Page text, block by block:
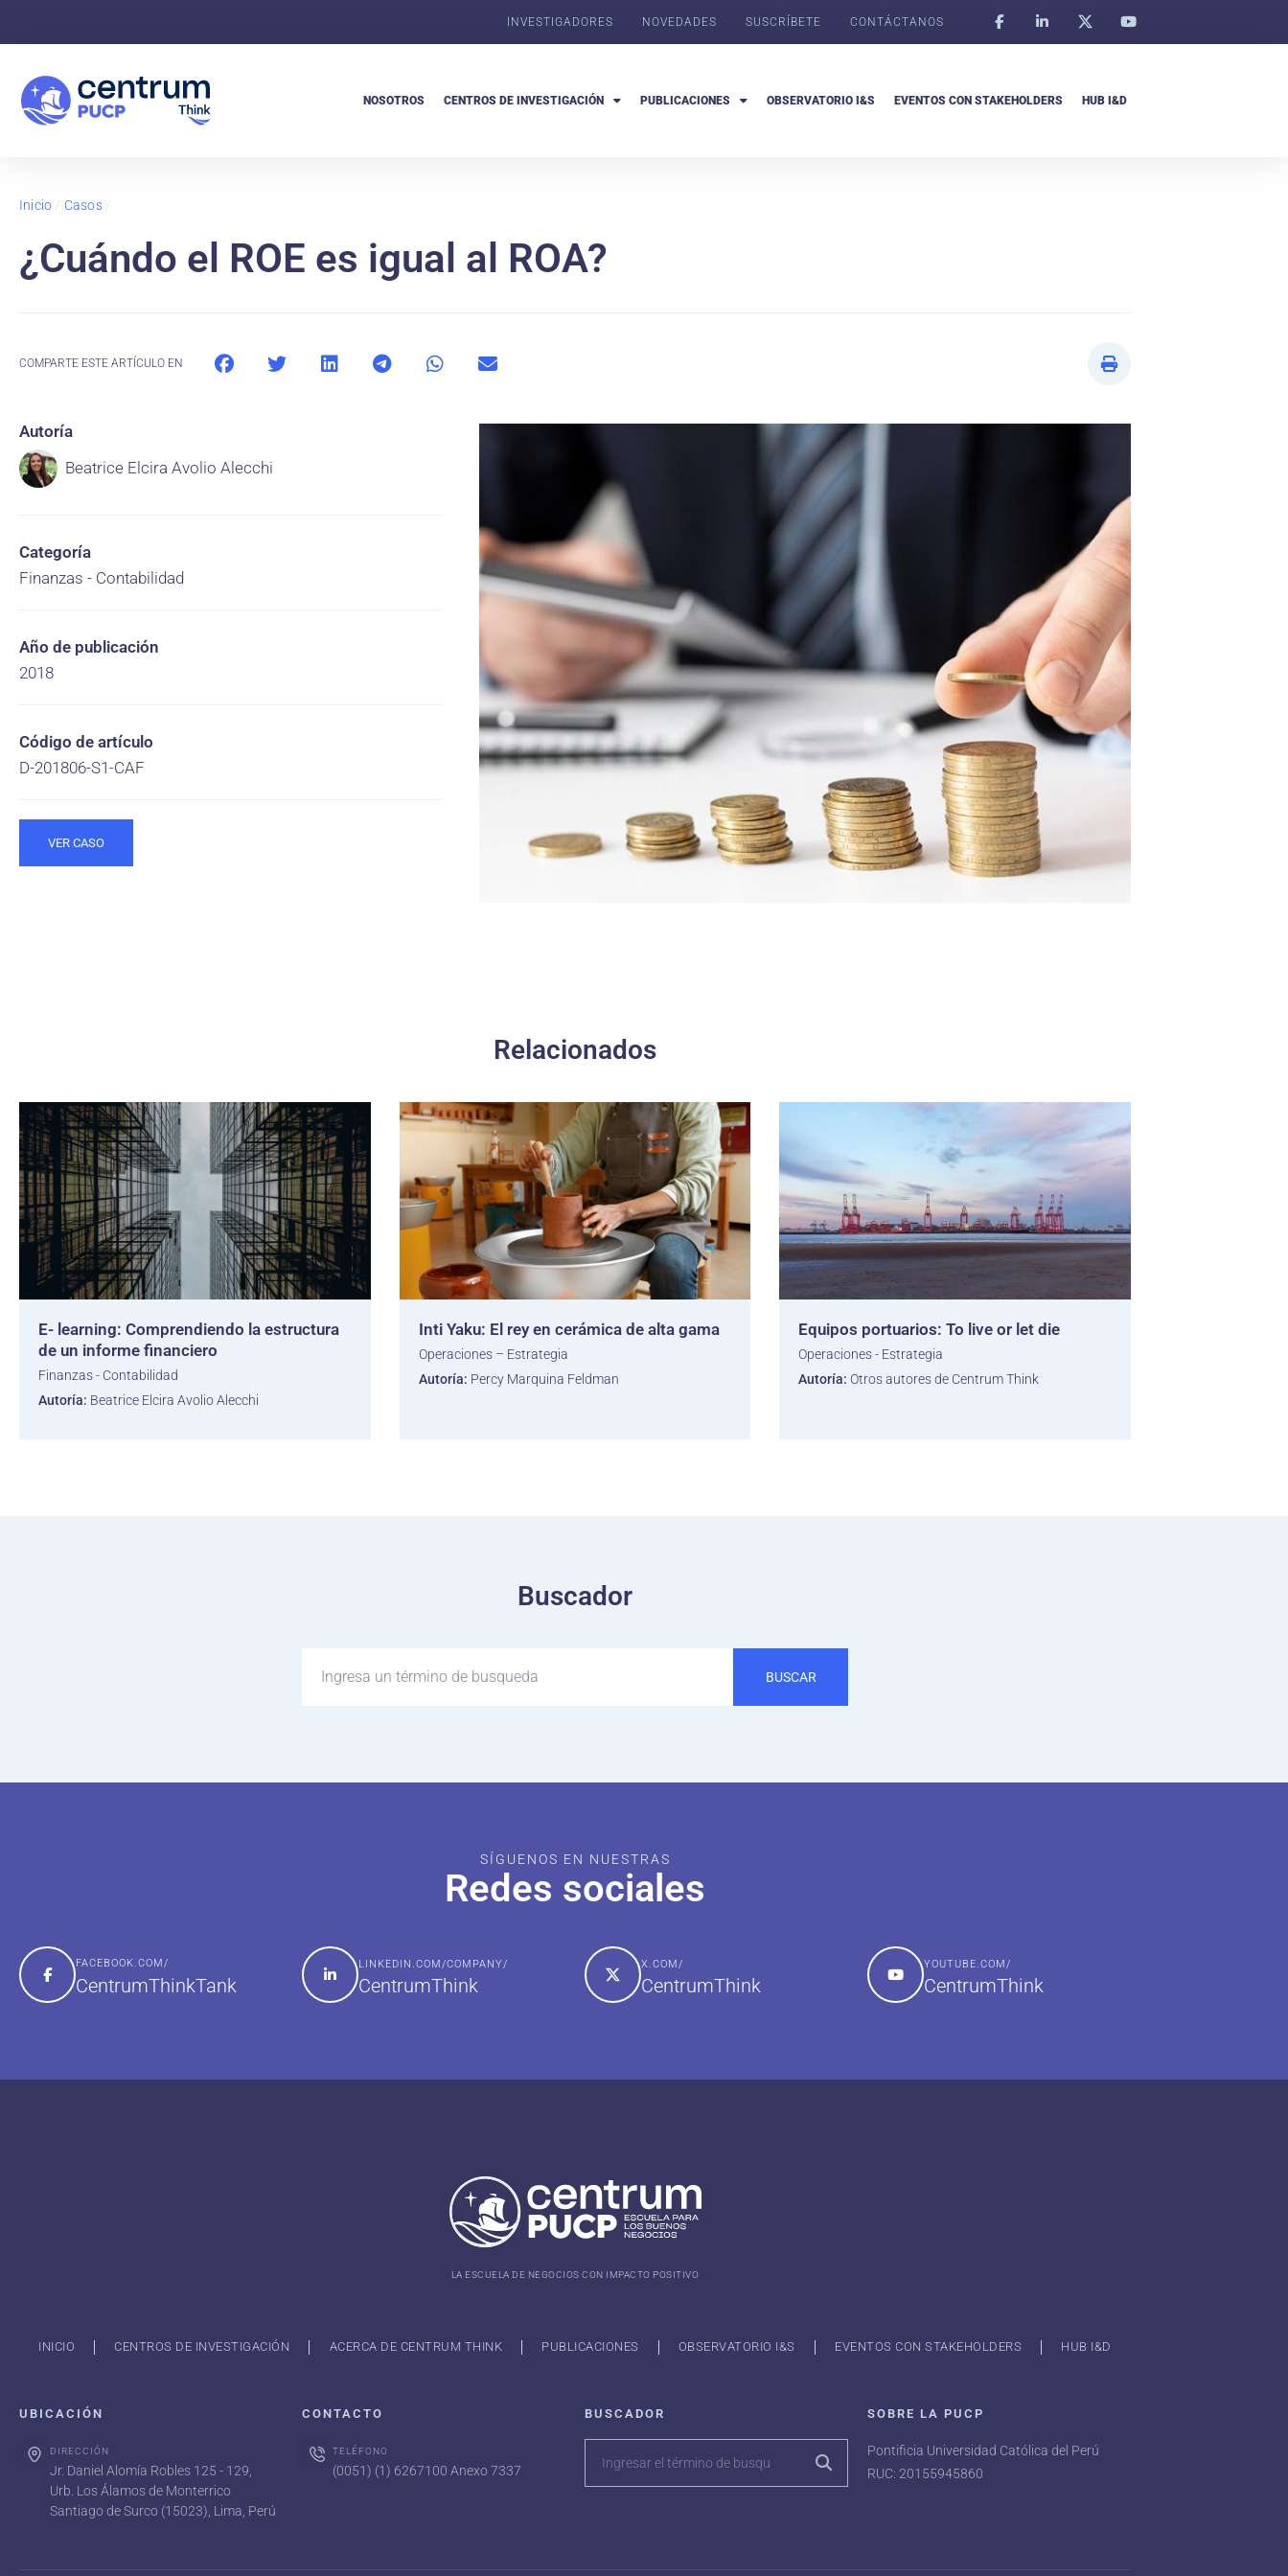
INVESTIGADORES NOVEDADES SUSCRÍBETE CONTÁCTANOS
NOSOTROS CENTROS DE INVESTIGACIÓN PUBLICACIONES OBSERVATORIO I&S EVENTOS CON STAKEHOLDERS HUB I&D
Inicio / Casos/
¿Cuándo el ROE es igual al ROA?
COMPARTE ESTE ARTÍCULO EN
Autoría
Beatrice Elcira Avolio Alecchi
Categoría
Finanzas - Contabilidad
Año de publicación
2018
Código de artículo
D-201806-S1-CAF
VER CASO
Relacionados
E- learning: Comprendiendo la estructura
de un informe financiero
Finanzas - Contabilidad
Autoría: Beatrice Elcira Avolio Alecchi
Inti Yaku: El rey en cerámica de alta gama
Operaciones – Estrategia
Autoría: Percy Marquina Feldman
Equipos portuarios: To live or let die
Operaciones - Estrategia
Autoría: Otros autores de Centrum Think
Buscador
BUSCAR
SÍGUENOS EN NUESTRAS
Redes sociales
FACEBOOK.COM/
CentrumThinkTank
LINKEDIN.COM/COMPANY/
CentrumThink
X.COM/
CentrumThink
YOUTUBE.COM/
CentrumThink
LA ESCUELA DE NEGOCIOS CON IMPACTO POSITIVO
INICIO CENTROS DE INVESTIGACIÓN ACERCA DE CENTRUM THINK PUBLICACIONES OBSERVATORIO I&S EVENTOS CON STAKEHOLDERS HUB I&D
UBICACIÓN
DIRECCIÓN
Jr. Daniel Alomía Robles 125 - 129,
Urb. Los Álamos de Monterrico
Santiago de Surco (15023), Lima, Perú
CONTACTO
TELÉFONO
(0051) (1) 6267100 Anexo 7337
BUSCADOR SOBRE LA PUCP
Pontificia Universidad Católica del Perú
RUC: 20155945860